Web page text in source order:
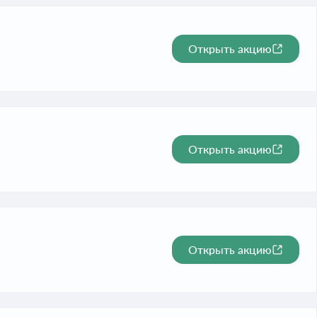
Открыть акцию
Открыть акцию
Открыть акцию